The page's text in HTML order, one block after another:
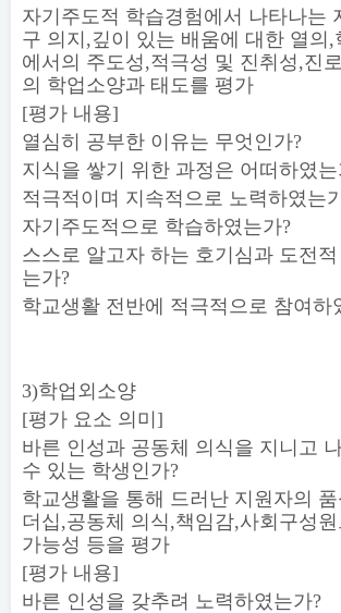
자기주도적 학습경험에서 나타나는
구 의지 ,깊이 있는 배움에 대한 열의 ,
에서의 주도성,적극성 및 진취성,진
의 학업소양과 태도를 평가
[평가 내용]
열심히 공부한 이유는 무엇인가?
지식을 쌓기 위한 과정은 어떠하였
적극적이며 지속적으로 노력하였는
자기주도적으로 학습하였는가?
스스로 알고자 하는 호기심과 도전
는가?
학교생활 전반에 적극적으로 참여하
3)학업외소양
[평가 요소 의미 ]
바른 인성과 공동체 의식을 지니고
수 있는 학생인가?
학교생활을 통해 드러난 지원자의 품
더십 ,공동체 의식,책임감,사회구성
가능성 등을 평가
[평가 내용]
바른 인성을 갖추려 노력하였는가?